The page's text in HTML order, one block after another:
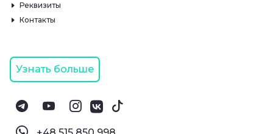
Реквизиты
Контакты
Узнать больше